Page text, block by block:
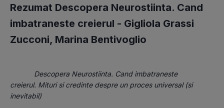
Rezumat Descopera Neurostiinta. Cand
imbatraneste creierul - Gigliola Grassi
Zucconi, Marina Bentivoglio
Descopera Neurostiinta. Cand imbatraneste
creierul. Mituri si credinte despre un proces universal (si
inevitabil)